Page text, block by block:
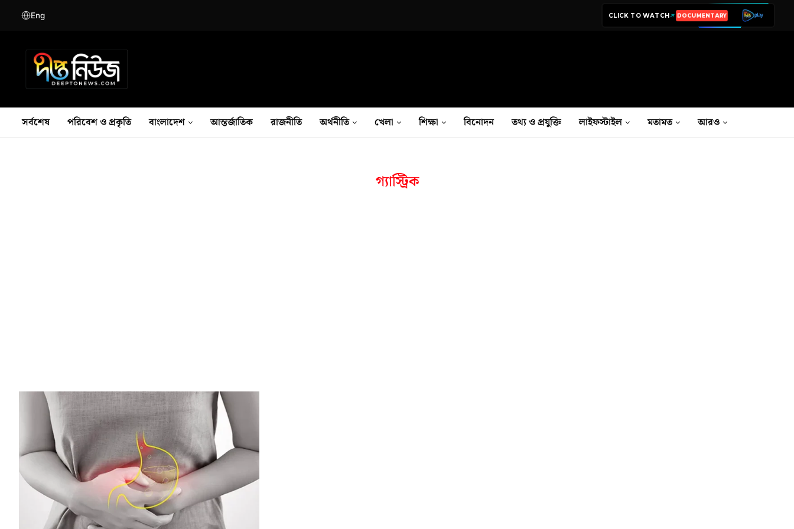
Eng CLICK TO WATCH LIVE TV
সর্বশেষ পরিবেশ ও প্রকৃতি বাংলাদেশ আন্তর্জাতিক রাজনীতি অর্থনীতি খেলা শিক্ষা বিনোদন তথ‍্য ও প্রযুক্তি লাইফস্টাইল মতামত আরও
গ্যাস্ট্রিক